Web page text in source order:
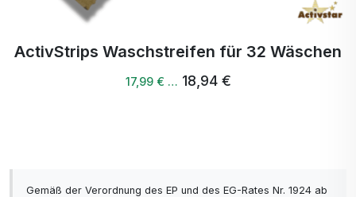
ActivStrips Waschstreifen für 32 Wäschen
17,99 € … 18,94 €
Gemäß der Verordnung des EP und des EG-Rates Nr. 1924 ab